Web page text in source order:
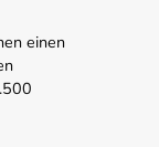
einen